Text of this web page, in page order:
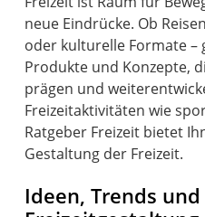
neue Eindrücke. Ob
oder kulturelle Formate –
Produkte und Konzepte,
prägen und
Freizeitaktivitäten wie
Ratgeber Freizeit bietet
Gestaltung der Freizeit.
Ideen, Trends